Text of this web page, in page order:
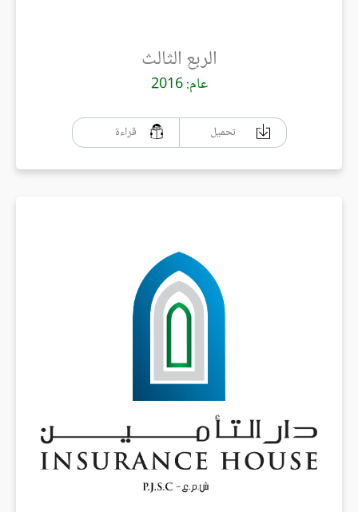
الربع الثالث
عام: 2016
تحميل قراءة